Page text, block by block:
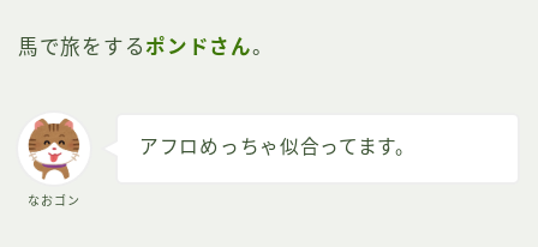
馬で旅をするポンドさん。
なおゴン
アフロめっちゃ似合ってます。